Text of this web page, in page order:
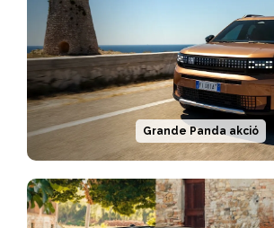
Grande Panda akció